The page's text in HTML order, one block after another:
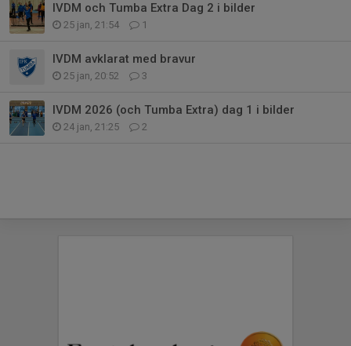
IVDM och Tumba Extra Dag 2 i bilder
25 jan, 21:54 1
IVDM avklarat med bravur
25 jan, 20:52 3
IVDM 2026 (och Tumba Extra) dag 1 i bilder
24 jan, 21:25 2